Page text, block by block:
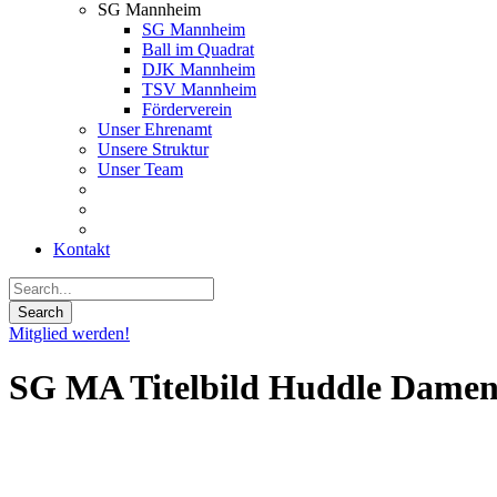
SG Mannheim
SG Mannheim
Ball im Quadrat
DJK Mannheim
TSV Mannheim
Förderverein
Unser Ehrenamt
Unsere Struktur
Unser Team
Kontakt
Mitglied werden!
SG MA Titelbild Huddle